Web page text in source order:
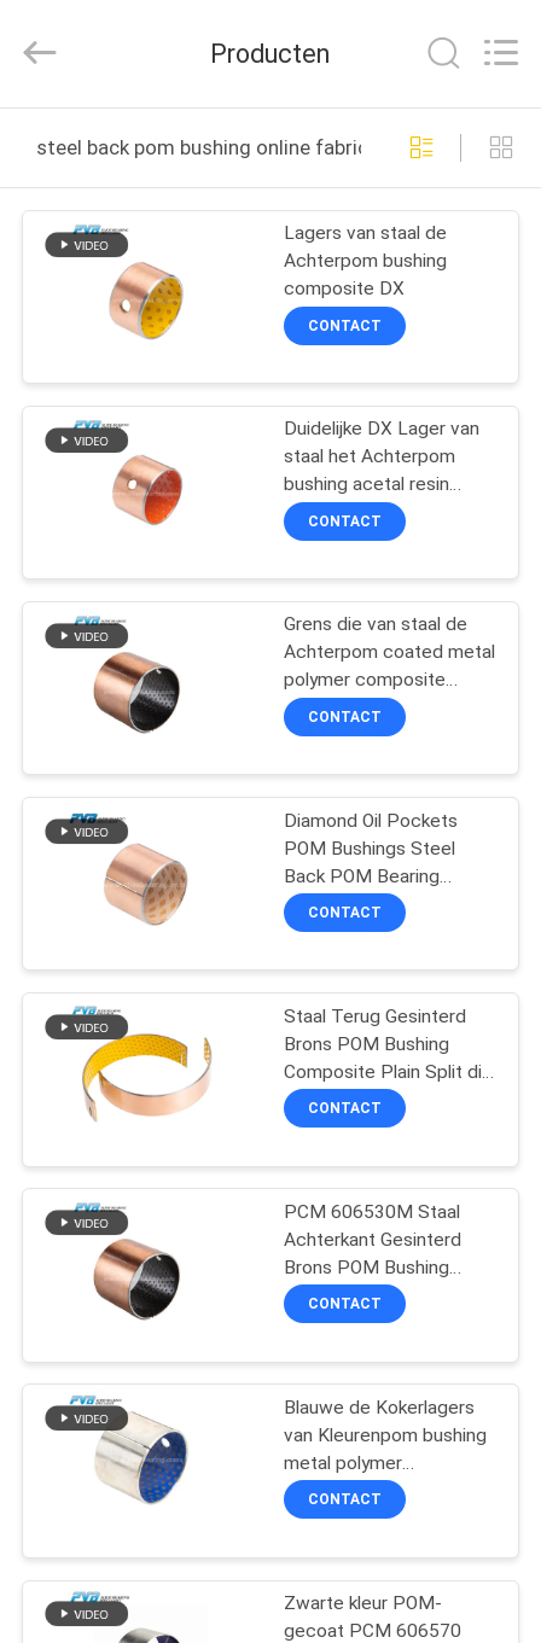
PRODUCTEN
VIDEO'S
SHOW
FABRIEKSTOCHT
KWALITEITSCONTROLE
CONTACT
MET
NIEUWS
GEVALLEN
PRIVACY
POLICY
Bearing
Co.,Ltd.
Reserved.
Producten
steel back pom bushing online fabricage
Lagers van staal de
Achterpom bushing
composite DX
CONTACT
Duidelijke DX Lager van
staal het Achterpom
bushing acetal resin
composite
CONTACT
Grens die van staal de
Achterpom coated metal
polymer composite
Duidelijke Ring smeren
CONTACT
Diamond Oil Pockets
POM Bushings Steel
Back POM Bearing
Boundary Lubricating
CONTACT
Staal Terug Gesinterd
Brons POM Bushing
Composite Plain Split die
Shell dragen
CONTACT
PCM 606530M Staal
Achterkant Gesinterd
Brons POM Bushing
Composit Plain Split
Bearing Shell
CONTACT
Blauwe de Kokerlagers
van Kleurenpom bushing
metal polymer
composite
CONTACT
Zwarte kleur POM-
gecoat PCM 606570